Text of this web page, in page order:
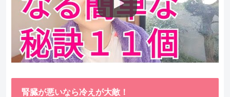
腎臓が悪いなら冷えが大敵！